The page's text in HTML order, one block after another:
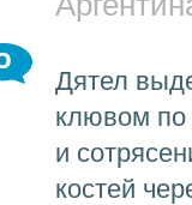
Дятел
клювом по
и
костей